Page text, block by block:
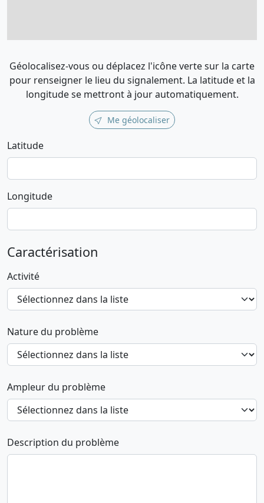
Géolocalisez-vous ou déplacez l'icône verte sur la carte
pour renseigner le lieu du signalement. La latitude et la
longitude se mettront à jour automatiquement.
Me géolocaliser
Latitude
Longitude
Caractérisation
Activité
Nature du problème
Ampleur du problème
Description du problème